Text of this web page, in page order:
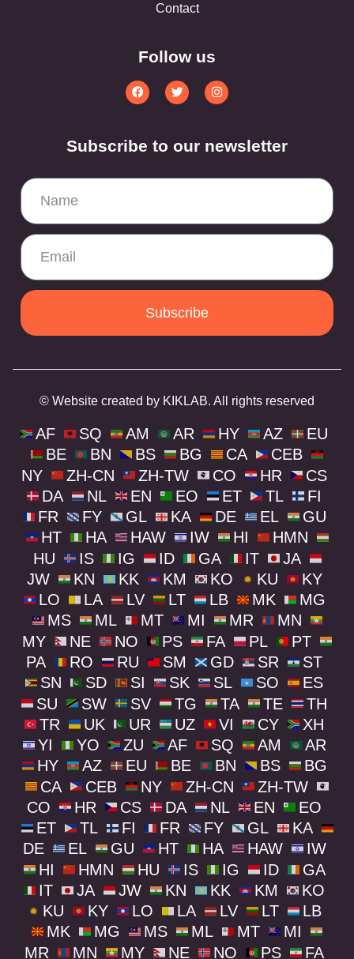
Contact
Follow us
Subscribe to our newsletter
Subscribe
© Website created by KIKLAB. All rights reserved
AF SQ AM AR HY AZ
EU
BE
BN BS BG CA
CEB
NY
ZH-CN ZH-TW CO HR
CS
DA
NL EN EO ET TL
FI
FR
FY GL KA DE EL
GU
HT
HA HAW IW HI
HMN
HU
IS IG ID GA IT
JA
JW
KN KK KM KO KU
KY
LO
LA LV LT LB MK
MG
MS
ML MT MI MR
MN
MY
NE NO PS FA PL
PT
PA
RO RU SM GD SR
ST
SN
SD SI SK SL SO
ES
SU
SW SV TG TA TE
TH
TR
UK UR UZ VI CY
XH
YI
YO ZU AF SQ AM
AR
HY
AZ EU BE BN BS
BG
CA
CEB NY ZH-CN
ZH-TW
CO
HR CS DA NL EN
EO
ET
TL FI FR FY GL
KA
DE
EL GU HT HA HAW
IW
HI
HMN HU IS IG ID
GA
IT
JA JW KN KK KM
KO
KU
KY LO LA LV LT
LB
MK
MG MS ML MT
MI
MR
MN MY NE NO PS FA